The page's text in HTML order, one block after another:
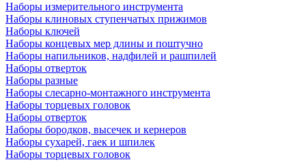
Наборы измерительного инструмента
Наборы клиновых ступенчатых прижимов
Наборы ключей
Наборы концевых мер длины и поштучно
Наборы напильников, надфилей и рашпилей
Наборы отверток
Наборы разные
Наборы слесарно-монтажного инструмента
Наборы торцевых головок
Наборы отверток
Наборы бородков, высечек и кернеров
Наборы сухарей, гаек и шпилек
Наборы торцевых головок